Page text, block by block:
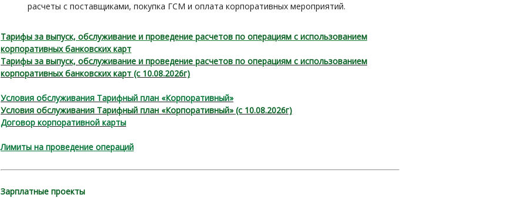
расчеты с поставщиками, покупка ГСМ и оплата корпоративных мероприятий.
Тарифы за выпуск, обслуживание и проведение расчетов по операциям с использованием
корпоративных банковских карт
Тарифы за выпуск, обслуживание и проведение расчетов по операциям с использованием
корпоративных банковских карт (с 10.08.2026г)
Условия обслуживания Тарифный план «Корпоративный»
Условия обслуживания Тарифный план «Корпоративный» (с 10.08.2026г)
Договор корпоративной карты
Лимиты на проведение операций
Зарплатные проекты